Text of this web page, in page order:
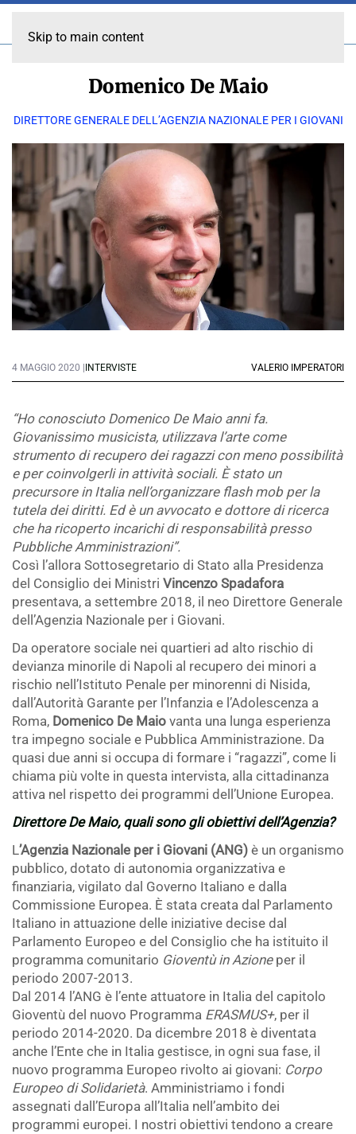
Skip to main content
Domenico De Maio
DIRETTORE GENERALE DELL’AGENZIA NAZIONALE PER I GIOVANI
4 MAGGIO 2020 | INTERVISTE VALERIO IMPERATORI
“Ho conosciuto Domenico De Maio anni fa.
Giovanissimo musicista, utilizzava l’arte come
strumento di recupero dei ragazzi con meno possibilità
e per coinvolgerli in attività sociali. È stato un
precursore in Italia nell’organizzare flash mob per la
tutela dei diritti. Ed è un avvocato e dottore di ricerca
che ha ricoperto incarichi di responsabilità presso
Pubbliche Amministrazioni”.
Così l’allora Sottosegretario di Stato alla Presidenza
del Consiglio dei Ministri Vincenzo Spadafora
presentava, a settembre 2018, il neo Direttore Generale
dell’Agenzia Nazionale per i Giovani.
Da operatore sociale nei quartieri ad alto rischio di
devianza minorile di Napoli al recupero dei minori a
rischio nell’Istituto Penale per minorenni di Nisida,
dall’Autorità Garante per l’Infanzia e l’Adolescenza a
Roma, Domenico De Maio vanta una lunga esperienza
tra impegno sociale e Pubblica Amministrazione. Da
quasi due anni si occupa di formare i “ragazzi”, come li
chiama più volte in questa intervista, alla cittadinanza
attiva nel rispetto dei programmi dell’Unione Europea.
Direttore De Maio, quali sono gli obiettivi dell’Agenzia?
L’Agenzia Nazionale per i Giovani (ANG) è un organismo
pubblico, dotato di autonomia organizzativa e
finanziaria, vigilato dal Governo Italiano e dalla
Commissione Europea. È stata creata dal Parlamento
Italiano in attuazione delle iniziative decise dal
Parlamento Europeo e del Consiglio che ha istituito il
programma comunitario Gioventù in Azioneper il
periodo 2007-2013.
Dal 2014 l’ANG è l’ente attuatore in Italia del capitolo
Gioventù del nuovo Programma ERASMUS+, per il
periodo 2014-2020. Da dicembre 2018 è diventata
anche l’Ente che in Italia gestisce, in ogni sua fase, il
nuovo programma Europeo rivolto ai giovani: Corpo
Europeo di Solidarietà. Amministriamo i fondi
assegnati dall’Europa all’Italia nell’ambito dei
programmi europei. I nostri obiettivi tendono a creare